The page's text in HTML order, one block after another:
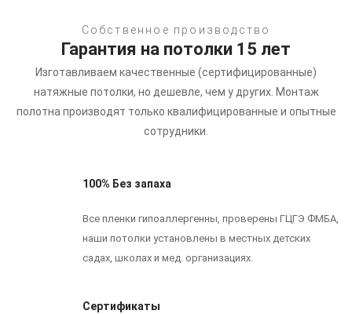
Собственное производство
Гарантия на потолки 15 лет
Изготавливаем качественные (сертифицированные)
натяжные потолки, но дешевле, чем у других. Монтаж
полотна производят только квалифицированные и опытные
сотрудники.
100% Без запаха
Все пленки гипоаллергенны, проверены ГЦГЭ ФМБА,
наши потолки установлены в местных детских
садах, школах и мед. организациях.
Сертификаты